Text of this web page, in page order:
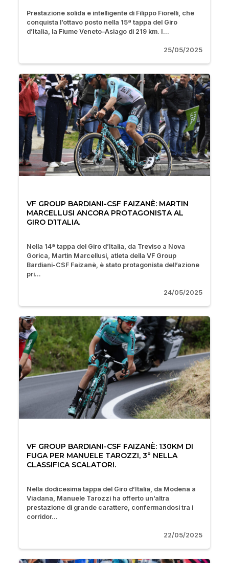
Prestazione solida e intelligente di Filippo Fiorelli, che
conquista l’ottavo posto nella 15ª tappa del Giro
d’Italia, la Fiume Veneto–Asiago di 219 km. I...
25/05/2025
VF GROUP BARDIANI-CSF FAIZANÈ: MARTIN
MARCELLUSI ANCORA PROTAGONISTA AL
GIRO D’ITALIA.
Nella 14ª tappa del Giro d’Italia, da Treviso a Nova
Gorica, Martin Marcellusi, atleta della VF Group
Bardiani-CSF Faizanè, è stato protagonista dell’azione
pri...
24/05/2025
VF GROUP BARDIANI-CSF FAIZANÈ: 130KM DI
FUGA PER MANUELE TAROZZI, 3° NELLA
CLASSIFICA SCALATORI.
Nella dodicesima tappa del Giro d’Italia, da Modena a
Viadana, Manuele Tarozzi ha offerto un’altra
prestazione di grande carattere, confermandosi tra i
corridor...
22/05/2025